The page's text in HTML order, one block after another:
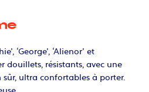
‘George’, ‘Alienor’ et
douillets, résistants, avec une
ultra confortables à porter.